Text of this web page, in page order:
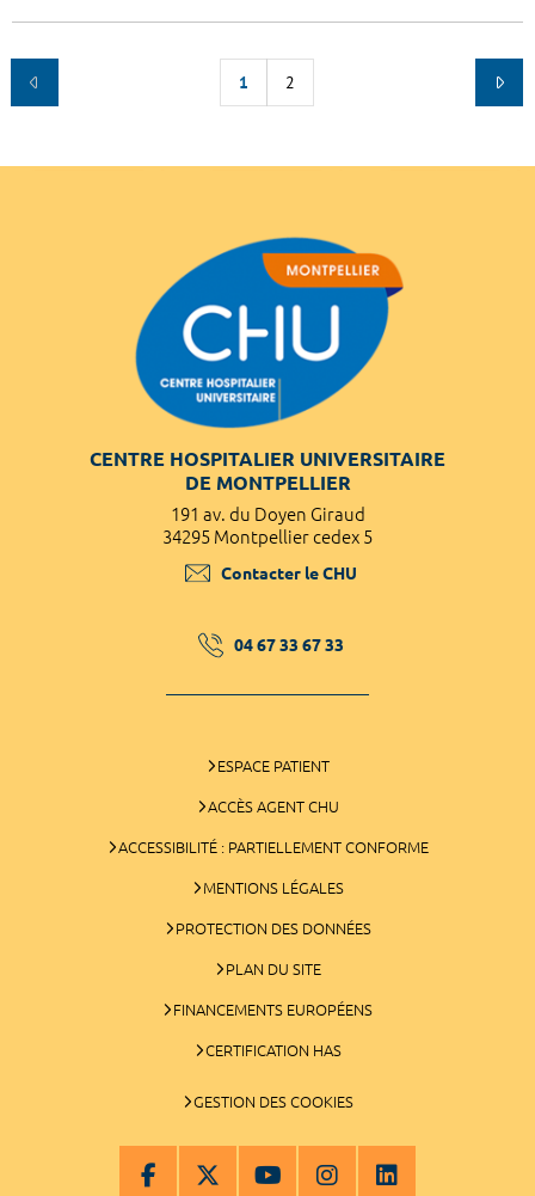
1 2
CENTRE HOSPITALIER UNIVERSITAIRE
DE MONTPELLIER
191 av. du Doyen Giraud
34295 Montpellier cedex 5
Contacter le CHU
04 67 33 67 33
ESPACE PATIENT
ACCÈS AGENT CHU
ACCESSIBILITÉ : PARTIELLEMENT CONFORME
MENTIONS LÉGALES
PROTECTION DES DONNÉES
PLAN DU SITE
FINANCEMENTS EUROPÉENS
CERTIFICATION HAS
GESTION DES COOKIES